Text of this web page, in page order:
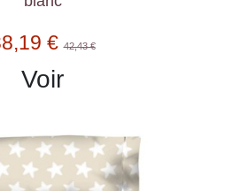
€42,43 €
Voir